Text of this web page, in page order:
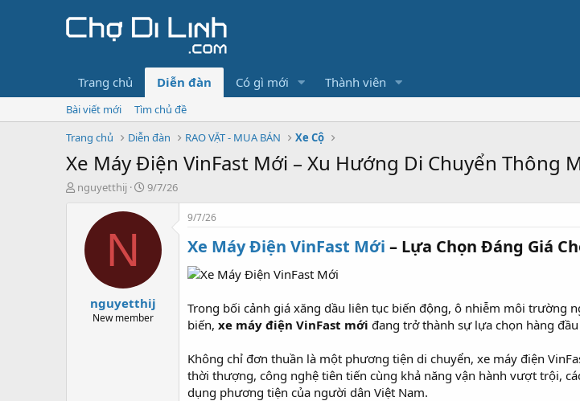
Trang chủ Diễn đàn Có gì mới Thành viên
Bài viết mới
Tìm chủ đề
Trang chủ
Diễn đàn RAO VẶT - MUA BÁN Xe Cộ
Xe Máy Điện VinFast Mới – Xu Hướng Di Chuyển Thông
T
nguyetthij
N
9/7/26
N
nguyetthij
New member
9/7/26
Xe Máy Điện VinFast Mới – Lựa Chọn Đáng Giá
Trong bối cảnh giá xăng dầu liên tục biến động, ô nhiễm môi trường
biến, xe máy điện VinFast mới đang trở thành sự lựa chọn hàng
Không chỉ đơn thuần là một phương tiện di chuyển, xe máy điện
thời thượng, công nghệ tiên tiến cùng khả năng vận hành vượt trội,
dụng phương tiện của người dân Việt Nam.